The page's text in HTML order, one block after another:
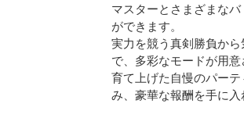
マスターとさまざまなバ
ができます。
実力を競う真剣勝負から
で、多彩なモードが用意
育て上げた自慢のパー
み、豪華な報酬を手に入